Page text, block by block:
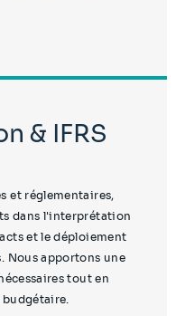
& IFRS
et réglementaires,
dans l'interprétation
et le déploiement
Nous apportons une
tout en